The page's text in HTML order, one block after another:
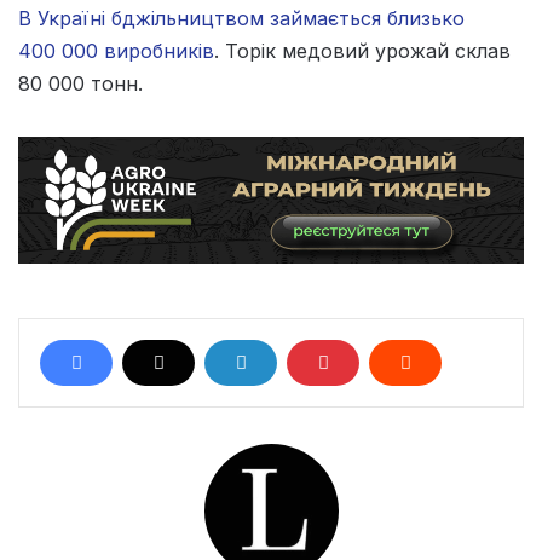
В Україні бджільництвом займається близько
400 000 виробників. Торік медовий урожай склав
80 000 тонн.